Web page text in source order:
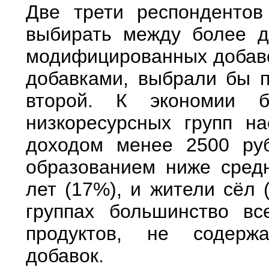
Две трети
выбирать между более
модифицированных
добавками, выбрали бы
второй. К экономии
низкоресурсных групп
доходом менее 2500
образованием ниже
лет (17%), и жители сёл
группах большинство
продуктов, не
добавок.